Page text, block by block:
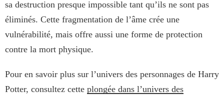
sa destruction presque impossible tant qu’ils ne sont pas
éliminés. Cette fragmentation de l’âme crée une
vulnérabilité, mais offre aussi une forme de protection
contre la mort physique.
Pour en savoir plus sur l’univers des personnages de Harry
Potter, consultez cette plongée dans l’univers des